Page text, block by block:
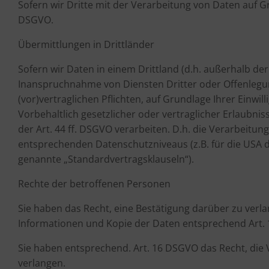
Sofern wir Dritte mit der Verarbeitung von Daten auf
DSGVO.
Übermittlungen in Drittländer
Sofern wir Daten in einem Drittland (d.h. außerhalb
Inanspruchnahme von Diensten Dritter oder
(vor)vertraglichen Pflichten, auf Grundlage Ihrer
Vorbehaltlich gesetzlicher oder vertraglicher
der Art. 44 ff. DSGVO verarbeiten. D.h. die
entsprechenden Datenschutzniveaus (z.B. für die
genannte „Standardvertragsklauseln“).
Rechte der betroffenen Personen
Sie haben das Recht, eine Bestätigung darüber zu
Informationen und Kopie der Daten entsprechend Art.
Sie haben entsprechend. Art. 16 DSGVO das Recht,
verlangen.